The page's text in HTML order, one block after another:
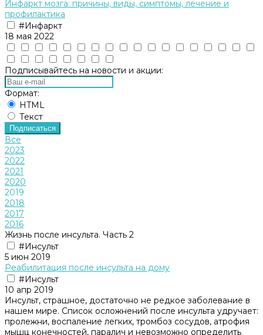
Инфаркт мозга: причины, виды, симптомы, лечение и
профилактика
#Инфаркт
18 мая 2022
Подписывайтесь на новости и акции:
Формат:
HTML
Текст
Подписаться
Все
2023
2022
2021
2020
2019
2018
2017
2016
Жизнь после инсульта. Часть 2
#Инсульт
5 июн 2019
Реабилитация после инсульта на дому
#Инсульт
10 апр 2019
Инсульт, страшное, достаточно не редкое заболевание в
нашем мире. Список осложнений после инсульта удручает:
пролежни, воспаление легких, тромбоз сосудов, атрофия
мышц конечностей, паралич и невозможно определить